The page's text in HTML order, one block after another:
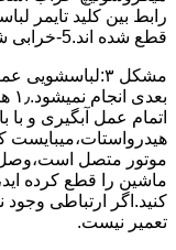
راﺑﻂ ﺑﯿﻦ ﮐﻠﯿﺪ ﺗﺎﯾﻤﺮ
ﻗﻄﻊ ﺷﺪه اند.5-خرابی شیر ورودی آب
مشکل
اﺗﻤﺎم عمل آﺑﮕﯿﺮی و ﺑﺎ
ﻣﻮﺗﻮر ﻣﺘﺼﻞ اﺳﺖ،وﺻﻞ
ﻣﺎﺷﯿﻦ را ﻗﻄﻊ کرده
کنید.اﮔﺮ ارﺗﺒﺎطی وجود
ﺗﻌﻤﯿﺮ نیست.